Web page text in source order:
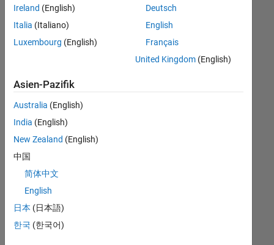
oder
alle
Stellenangebote
anzeigen .
noch
keine
offenen
Stellen
können,
die
Ihren
entsprechen,
werden
Ireland (English)
Italia (Italiano)
Luxembourg (English)
Deutsch
English
Français
United Kingdom(English)
Asien-Pazifik
Australia (English)
India (English)
New Zealand (English)
中国
简体中文
English
日本 (日本語)
한국 (한국어)